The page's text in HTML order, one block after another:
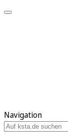
Navigation